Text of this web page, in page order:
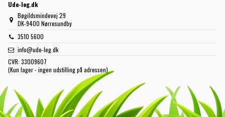
Ude-leg.dk
Bøgildsmindevej 29
DK-9400 Nørresundby
3510 5600
info@ude-leg.dk
CVR: 33009607
(Kun lager - ingen udstilling på adressen)